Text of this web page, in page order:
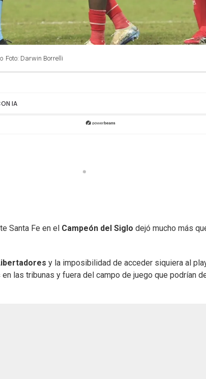
Foto: Darwin Borrelli
IA
Santa Fe en el Campeón del Siglo dejó mucho más
y la imposibilidad de acceder siquiera al
las tribunas y fuera del campo de juego que podrían